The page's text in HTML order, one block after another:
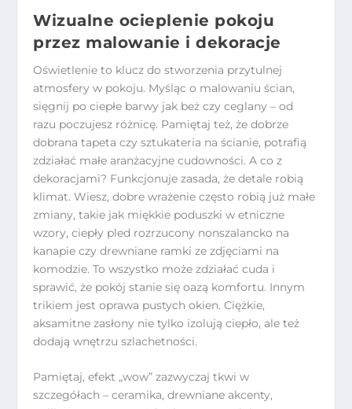
Wizualne ocieplenie pokoju
przez malowanie i dekoracje
Oświetlenie to klucz do stworzenia przytulnej
atmosfery w pokoju. Myśląc o malowaniu ścian,
sięgnij po ciepłe barwy jak beż czy ceglany – od
razu poczujesz różnicę. Pamiętaj też, że dobrze
dobrana tapeta czy sztukateria na ścianie, potrafią
zdziałać małe aranżacyjne cudowności. A co z
dekoracjami? Funkcjonuje zasada, że detale robią
klimat. Wiesz, dobre wrażenie często robią już małe
zmiany, takie jak miękkie poduszki w etniczne
wzory, ciepły pled rozrzucony nonszalancko na
kanapie czy drewniane ramki ze zdjęciami na
komodzie. To wszystko może zdziałać cuda i
sprawić, że pokój stanie się oazą komfortu. Innym
trikiem jest oprawa pustych okien. Ciężkie,
aksamitne zasłony nie tylko izolują ciepło, ale też
dodają wnętrzu szlachetności.
Pamiętaj, efekt „wow” zazwyczaj tkwi w
szczegółach – ceramika, drewniane akcenty,